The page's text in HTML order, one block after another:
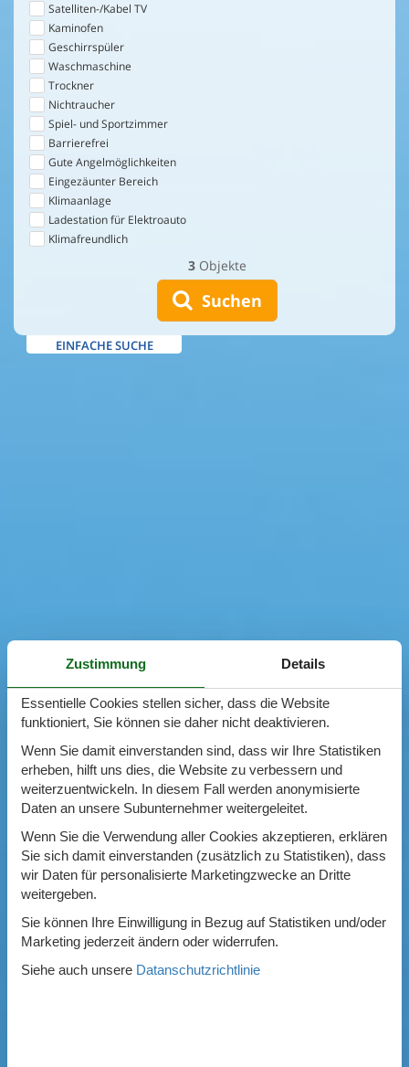
3 Objekte
Suchen
Satelliten-/Kabel TV
Kaminofen
Geschirrspüler
Waschmaschine
Trockner
Nichtraucher
Spiel- und Sportzimmer
Barrierefrei
Gute Angelmöglichkeiten
Eingezäunter Bereich
Klimaanlage
Ladestation für Elektroauto
Klimafreundlich
EINFACHE SUCHE
Zustimmung Details
Essentielle Cookies stellen sicher, dass die Website
funktioniert, Sie können sie daher nicht deaktivieren.
Wenn Sie damit einverstanden sind, dass wir Ihre Statistiken
erheben, hilft uns dies, die Website zu verbessern und
weiterzuentwickeln. In diesem Fall werden anonymisierte
Daten an unsere Subunternehmer weitergeleitet.
Wenn Sie die Verwendung aller Cookies akzeptieren, erklären
Sie sich damit einverstanden (zusätzlich zu Statistiken), dass
wir Daten für personalisierte Marketingzwecke an Dritte
weitergeben.
Sie können Ihre Einwilligung in Bezug auf Statistiken und/oder
Marketing jederzeit ändern oder widerrufen.
Siehe auch unsere Datanschutzrichtlinie